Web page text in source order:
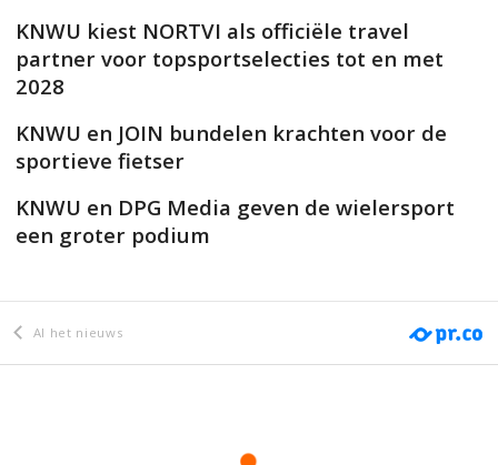
KNWU kiest NORTVI als officiële travel
partner voor topsportselecties tot en met
2028
KNWU en JOIN bundelen krachten voor de
sportieve fietser
KNWU en DPG Media geven de wielersport
een groter podium
Al het nieuws